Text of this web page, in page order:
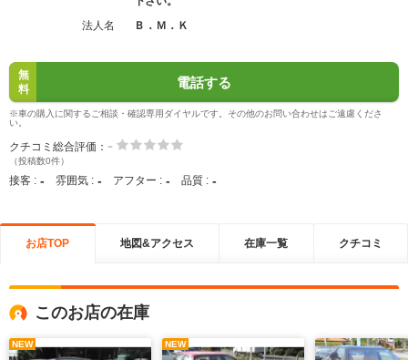
法人名
Ｂ．Ｍ．Ｋ
無
料
電話する
※車の購入に関するご相談・確認専用ダイヤルです。その他のお問い合わせはご遠慮くださ
い。
クチコミ総合評価： -
（投稿数0件）
接客 : - 雰囲気 : - アフター : - 品質 : -
お店TOP 地図&アクセス 在庫一覧 クチコミ
このお店の在庫
NEW NEW